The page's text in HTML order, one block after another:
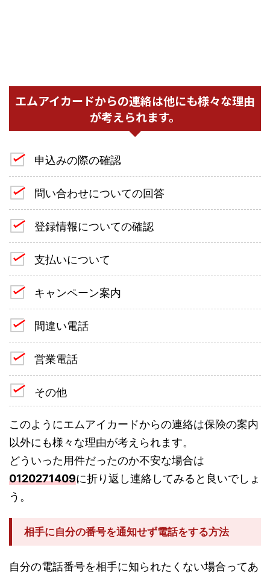
エムアイカードからの連絡は他にも様々な理由
が考えられます。
申込みの際の確認
問い合わせについての回答
登録情報についての確認
支払いについて
キャンペーン案内
間違い電話
営業電話
その他
このようにエムアイカードからの連絡は保険の案内
以外にも様々な理由が考えられます。
どういった用件だったのか不安な場合は
0120271409に折り返し連絡してみると良いでしょ
う。
相手に自分の番号を通知せず電話をする方法
自分の電話番号を相手に知られたくない場合ってあ